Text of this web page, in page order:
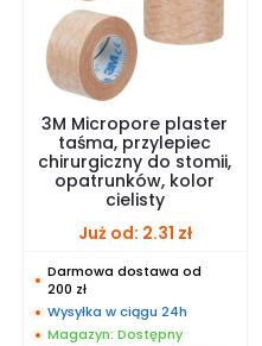
3M Micropore plaster
taśma, przylepiec
chirurgiczny do stomii,
opatrunków, kolor
cielisty
Już od: 2.31 zł
Darmowa dostawa od
200 zł
Wysyłka w ciągu 24h
Magazyn: Dostępny